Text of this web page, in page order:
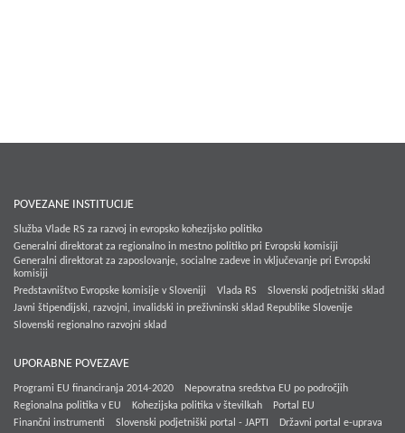
POVEZANE INSTITUCIJE
Služba Vlade RS za razvoj in evropsko kohezijsko politiko
Generalni direktorat za regionalno in mestno politiko pri Evropski komisiji
Generalni direktorat za zaposlovanje, socialne zadeve in vključevanje pri Evropski
komisiji
Predstavništvo Evropske komisije v Sloveniji
Vlada RS
Slovenski podjetniški sklad
Javni štipendijski, razvojni, invalidski in preživninski sklad Republike Slovenije
Slovenski regionalno razvojni sklad
UPORABNE POVEZAVE
Programi EU financiranja 2014-2020
Nepovratna sredstva EU po področjih
Regionalna politika v EU
Kohezijska politika v številkah
Portal EU
Finančni instrumenti
Slovenski podjetniški portal - JAPTI
Državni portal e-uprava